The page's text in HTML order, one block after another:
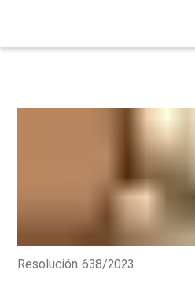
Resolución 638/2023